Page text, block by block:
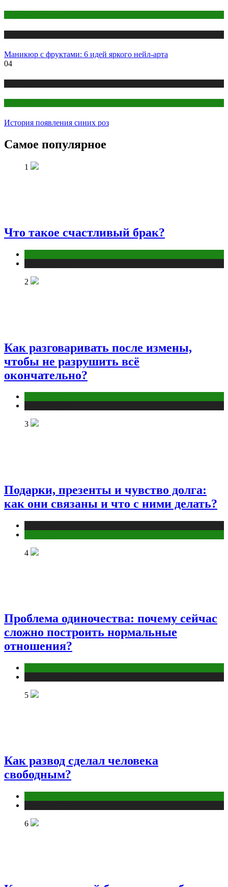
Маникюр с фруктами: 6 идей яркого нейл-арта
04
История появления синих роз
Самое популярное
1
Что такое счастливый брак?
2
Как разговаривать после измены,
чтобы не разрушить всё
окончательно?
3
Подарки, презенты и чувство долга:
как они связаны и что с ними делать?
4
Проблема одиночества: почему сейчас
сложно построить нормальные
отношения?
5
Как развод сделал человека
свободным?
6